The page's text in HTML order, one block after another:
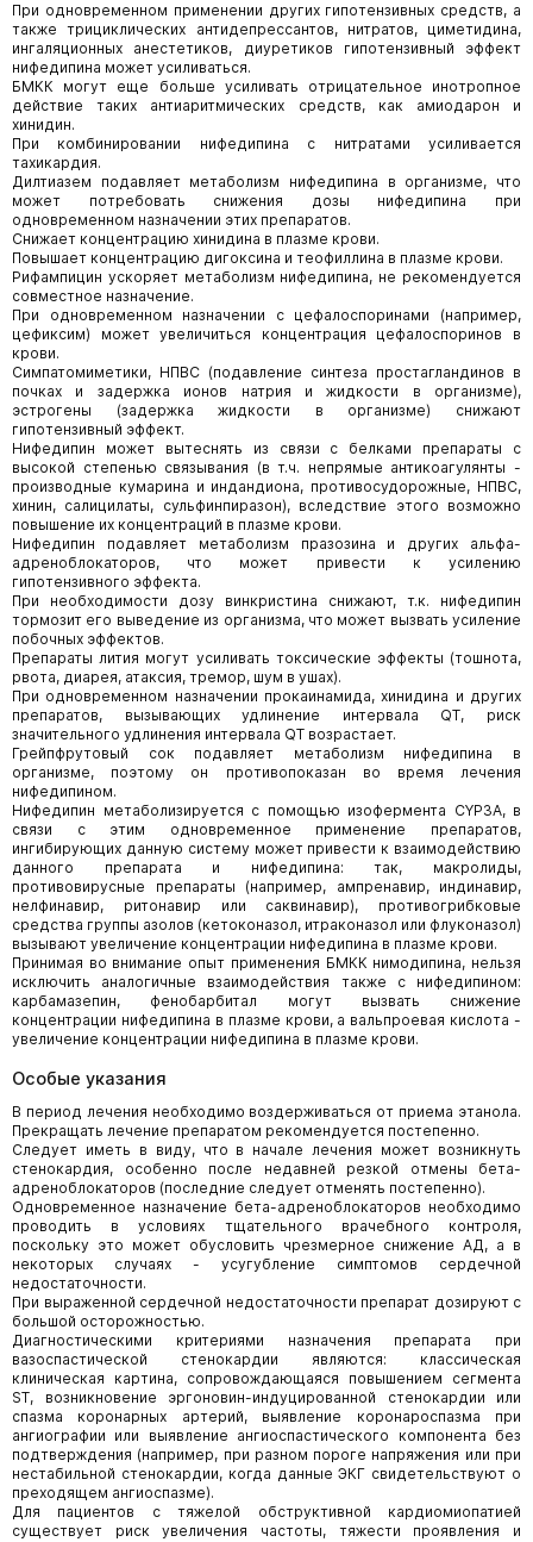
При одновременном применении других гипотензивных средств, а
также трициклических антидепрессантов, нитратов, циметидина,
ингаляционных анестетиков, диуретиков гипотензивный эффект
нифедипина может усиливаться.
БМКК могут еще больше усиливать отрицательное инотропное
действие таких антиаритмических средств, как амиодарон и
хинидин.
При комбинировании нифедипина с нитратами усиливается
тахикардия.
Дилтиазем подавляет метаболизм нифедипина в организме, что
может потребовать снижения дозы нифедипина при
одновременном назначении этих препаратов.
Снижает концентрацию хинидина в плазме крови.
Повышает концентрацию дигоксина и теофиллина в плазме крови.
Рифампицин ускоряет метаболизм нифедипина, не рекомендуется
совместное назначение.
При одновременном назначении с цефалоспоринами (например,
цефиксим) может увеличиться концентрация цефалоспоринов в
крови.
Симпатомиметики, НПВС (подавление синтеза простагландинов в
почках и задержка ионов натрия и жидкости в организме),
эстрогены (задержка жидкости в организме) снижают
гипотензивный эффект.
Нифедипин может вытеснять из связи с белками препараты с
высокой степенью связывания (в т.ч. непрямые антикоагулянты -
производные кумарина и индандиона, противосудорожные, НПВС,
хинин, салицилаты, сульфинпиразон), вследствие этого возможно
повышение их концентраций в плазме крови.
Нифедипин подавляет метаболизм празозина и других альфа-
адреноблокаторов, что может привести к усилению
гипотензивного эффекта.
При необходимости дозу винкристина снижают, т.к. нифедипин
тормозит его выведение из организма, что может вызвать усиление
побочных эффектов.
Препараты лития могут усиливать токсические эффекты (тошнота,
рвота, диарея, атаксия, тремор, шум в ушах).
При одновременном назначении прокаинамида, хинидина и других
препаратов, вызывающих удлинение интервала QT, риск
значительного удлинения интервала QT возрастает.
Грейпфрутовый сок подавляет метаболизм нифедипина в
организме, поэтому он противопоказан во время лечения
нифедипином.
Нифедипин метаболизируется с помощью изофермента CYP3А, в
связи с этим одновременное применение препаратов,
ингибирующих данную систему может привести к взаимодействию
данного препарата и нифедипина: так, макролиды,
противовирусные препараты (например, ампренавир, индинавир,
нелфинавир, ритонавир или саквинавир), противогрибковые
средства группы азолов (кетоконазол, итраконазол или флуконазол)
вызывают увеличение концентрации нифедипина в плазме крови.
Принимая во внимание опыт применения БМКК нимодипина, нельзя
исключить аналогичные взаимодействия также с нифедипином:
карбамазепин, фенобарбитал могут вызвать снижение
концентрации нифедипина в плазме крови, а вальпроевая кислота -
увеличение концентрации нифедипина в плазме крови.
Особые указания
В период лечения необходимо воздерживаться от приема этанола.
Прекращать лечение препаратом рекомендуется постепенно.
Следует иметь в виду, что в начале лечения может возникнуть
стенокардия, особенно после недавней резкой отмены бета-
адреноблокаторов (последние следует отменять постепенно).
Одновременное назначение бета-адреноблокаторов необходимо
проводить в условиях тщательного врачебного контроля,
поскольку это может обусловить чрезмерное снижение АД, а в
некоторых случаях - усугубление симптомов сердечной
недостаточности.
При выраженной сердечной недостаточности препарат дозируют с
большой осторожностью.
Диагностическими критериями назначения препарата при
вазоспастической стенокардии являются: классическая
клиническая картина, сопровождающаяся повышением сегмента
ST, возникновение эргоновин-индуцированной стенокардии или
спазма коронарных артерий, выявление коронароспазма при
ангиографии или выявление ангиоспастического компонента без
подтверждения (например, при разном пороге напряжения или при
нестабильной стенокардии, когда данные ЭКГ свидетельствуют о
преходящем ангиоспазме).
Для пациентов с тяжелой обструктивной кардиомиопатией
существует риск увеличения частоты, тяжести проявления и